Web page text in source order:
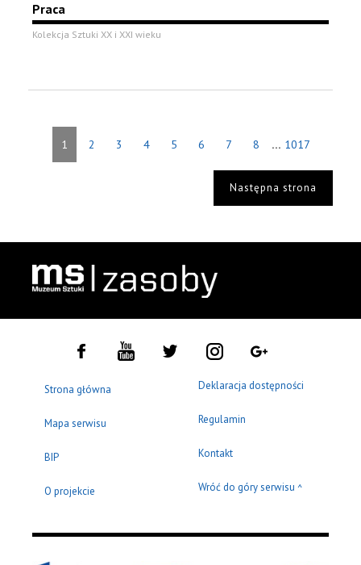
Praca
Kolekcja Sztuki XX i XXI wieku
1 2 3 4 5 6 7 8 ... 1017
Następna strona
Strona główna
Mapa serwisu
BIP
O projekcie
Deklaracja dostępności
Regulamin
Kontakt
Wróć do góry serwisu ^